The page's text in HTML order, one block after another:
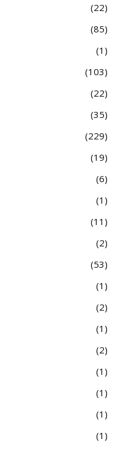
22
85
1
103
22
35
229
19
6
1
11
2
53
1
2
1
2
1
1
1
1